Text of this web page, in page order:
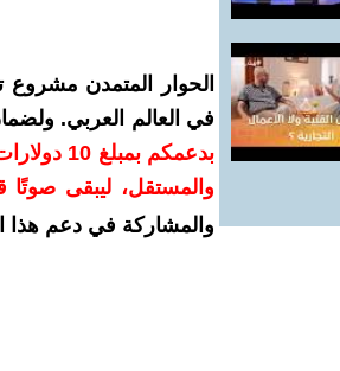
الحوار المتمدن مشروع
في العالم العربي.
بدعمكم
والمستقل، ليبقى صوتًا
والمشاركة في دعم هذا